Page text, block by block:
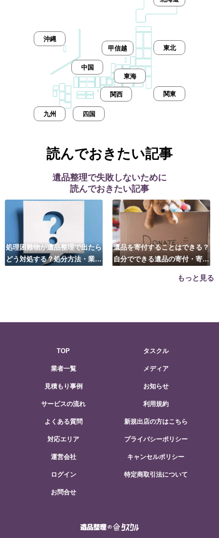
東北
甲信越
東海
関東
関西
中国
四国
九州
沖縄
読んでおきたい記事
遺品整理で失敗しないために
読んでおきたい記事
処理困難物が遺品整理で出たら
どう対処する？処分方法・業者
遺品を寄付することはできる？
自分でできる遺品の寄付・寄贈
もっと見る
TOP
業者一覧
見積もり事例
サービスの流れ
よくある質問
対応エリア
運営会社
ログイン
お問合せ
タスクル
メディア
お知らせ
利用規約
新規出店の方はこちら
プライバシーポリシー
キャンセルポリシー
特定商取引法について